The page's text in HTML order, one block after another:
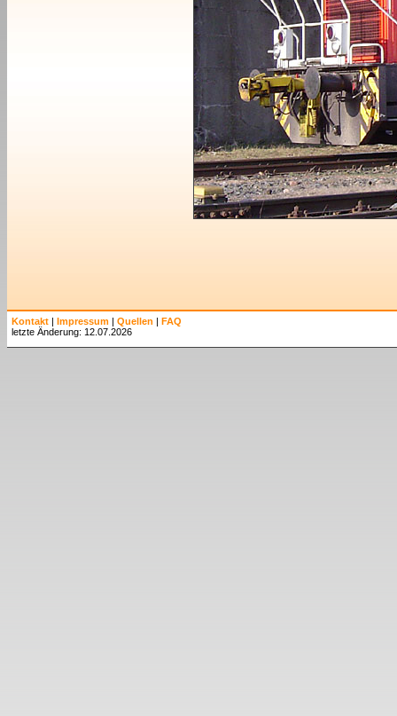
Kontakt | Impressum | Quellen | FAQ
letzte Änderung: 12.07.2026